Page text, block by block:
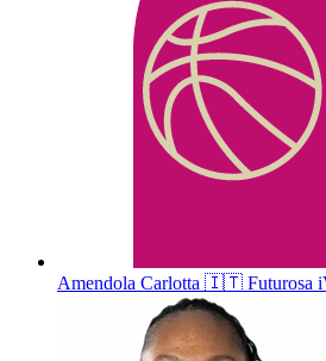
Amendola Carlotta 🇮🇹 Futurosa